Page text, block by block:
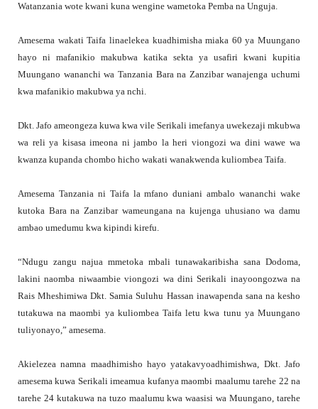
Watanzania wote kwani kuna wengine wametoka Pemba na Unguja.
Amesema wakati Taifa linaelekea kuadhimisha miaka 60 ya Muungano
hayo ni mafanikio makubwa katika sekta ya usafiri kwani kupitia
Muungano wananchi wa Tanzania Bara na Zanzibar wanajenga uchumi
kwa mafanikio makubwa ya nchi.
Dkt. Jafo ameongeza kuwa kwa vile Serikali imefanya uwekezaji mkubwa
wa reli ya kisasa imeona ni jambo la heri viongozi wa dini wawe wa
kwanza kupanda chombo hicho wakati wanakwenda kuliombea Taifa.
Amesema Tanzania ni Taifa la mfano duniani ambalo wananchi wake
kutoka Bara na Zanzibar wameungana na kujenga uhusiano wa damu
ambao umedumu kwa kipindi kirefu.
“Ndugu zangu najua mmetoka mbali tunawakaribisha sana Dodoma,
lakini naomba niwaambie viongozi wa dini Serikali inayoongozwa na
Rais Mheshimiwa Dkt. Samia Suluhu Hassan inawapenda sana na kesho
tutakuwa na maombi ya kuliombea Taifa letu kwa tunu ya Muungano
tuliyonayo,” amesema.
Akielezea namna maadhimisho hayo yatakavyoadhimishwa, Dkt. Jafo
amesema kuwa Serikali imeamua kufanya maombi maalumu tarehe 22 na
tarehe 24 kutakuwa na tuzo maalumu kwa waasisi wa Muungano, tarehe